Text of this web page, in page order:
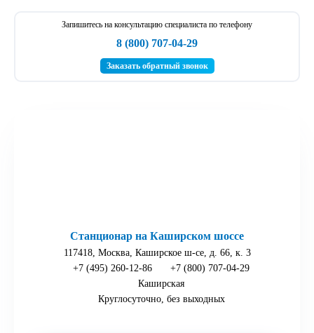
Запишитесь на консультацию специалиста по телефону
8 (800) 707-04-29
Заказать обратный звонок
Станционар на Каширском шоссе
117418, Москва, Каширское ш-се, д. 66, к. 3
+7 (495) 260-12-86
+7 (800) 707-04-29
Каширская
Круглосуточно, без выходных